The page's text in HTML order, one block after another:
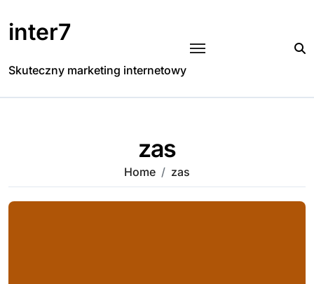
to
content
inter7
Skuteczny marketing internetowy
zas
Home zas